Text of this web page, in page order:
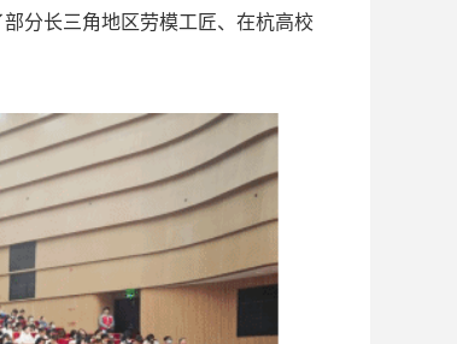
分长三角地区劳模工匠、在杭高校